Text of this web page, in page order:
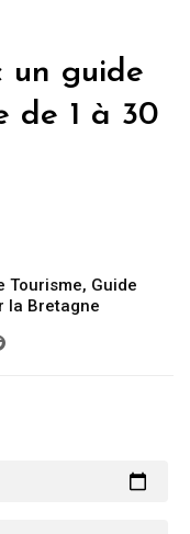
un guide
de 1 à 30
Tourisme, Guide
la Bretagne